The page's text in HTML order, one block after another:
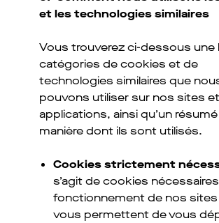
et les technologies similaires
Vous trouverez ci-dessous une
catégories de cookies et de
technologies similaires que
pouvons utiliser sur nos sites et
applications, ainsi qu’un
manière dont ils sont utilisés.
Cookies strictement
s’agit de cookies
fonctionnement de nos sites
vous permettent de vous